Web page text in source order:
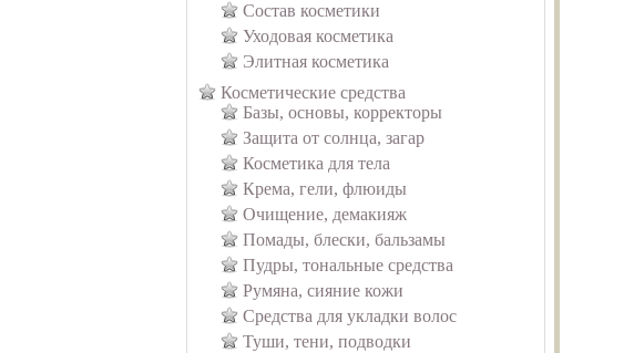
Состав косметики
Уходовая косметика
Элитная косметика
Косметические средства
Базы, основы, корректоры
Защита от солнца, загар
Косметика для тела
Крема, гели, флюиды
Очищение, демакияж
Помады, блески, бальзамы
Пудры, тональные средства
Румяна, сияние кожи
Средства для укладки волос
Туши, тени, подводки